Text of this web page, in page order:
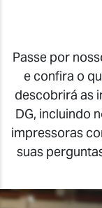
Passe por
e confira o
descobrirá as
DG, incluindo
impressoras
suas